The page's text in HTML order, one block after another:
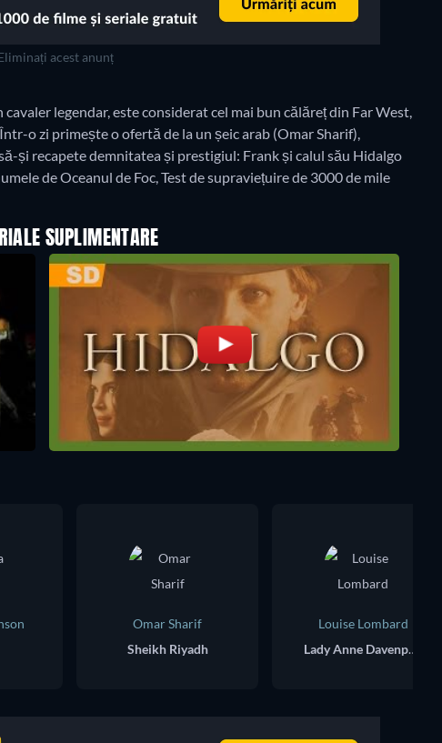
acest anunț
legendar, este considerat cel mai bun călăreț din Far West,
o zi primește o ofertă de la un șeic arab (Omar Sharif),
și recapete demnitatea și prestigiul: Frank și calul său Hidalgo
de Oceanul de Foc, Test de supraviețuire de 3000 de mile
SUPLIMENTARE
Omar Sharif
Sheikh Riyadh
Louise Lombard
Lady Anne Davenport